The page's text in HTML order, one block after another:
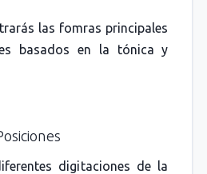
las fomras principales
basados en la tónica y
digitaciones de la